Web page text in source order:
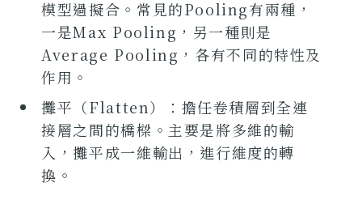
模型過擬合。常見的Pooling有兩種，
一是Max Pooling，另一種則是
Average Pooling，各有不同的特性及
作用。
攤平（Flatten）：擔任卷積層到全連
接層之間的橋樑。主要是將多維的輸
入，攤平成一維輸出，進行維度的轉
換。